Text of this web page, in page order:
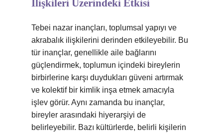
İlişkileri Üzerindeki Etkisi
Tebei nazar inançları, toplumsal yapıyı ve
akrabalık ilişkilerini derinden etkileyebilir. Bu
tür inançlar, genellikle aile bağlarını
güçlendirmek, toplumun içindeki bireylerin
birbirlerine karşı duydukları güveni artırmak
ve kolektif bir kimlik inşa etmek amacıyla
işlev görür. Aynı zamanda bu inançlar,
bireyler arasındaki hiyerarşiyi de
belirleyebilir. Bazı kültürlerde, belirli kişilerin